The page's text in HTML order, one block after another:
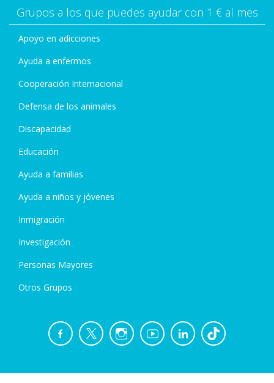
Grupos a los que puedes ayudar con 1 € al mes
Apoyo en adicciones
Ayuda a enfermos
Cooperación Internacional
Defensa de los animales
Discapacidad
Educación
Ayuda a familias
Ayuda a niños y jóvenes
Inmigración
Investigación
Personas Mayores
Otros Grupos